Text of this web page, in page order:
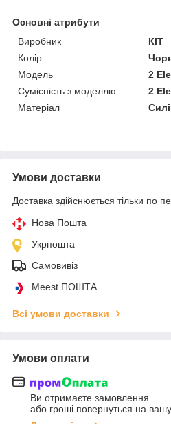
Основні атрибути
Виробник
КІТ
Колір
Модель
2
Сумісність з моделлю
2
Матеріал
Умови доставки
Доставка здійснюється тільки по
Нова Пошта
Укрпошта
Самовивіз
Meest ПОШТА
Всі умови доставки
Умови оплати
Ви отримаєте замовлення
або гроші повернуться на